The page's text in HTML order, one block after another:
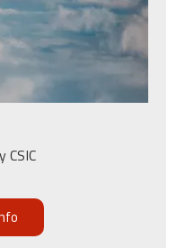
CSIC